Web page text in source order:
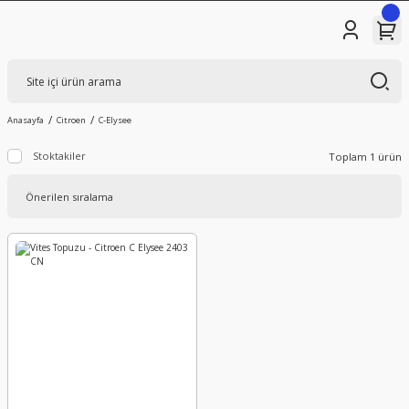
Anasayfa Citroen C-Elysee
Stoktakiler Toplam 1 ürün